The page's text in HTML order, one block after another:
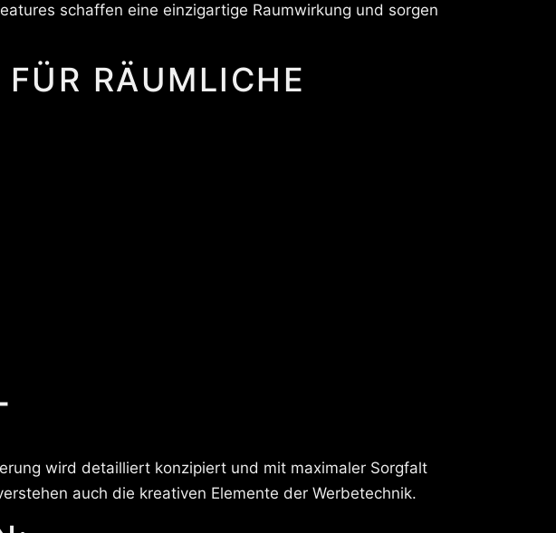
schaffen eine einzigartige Raumwirkung und sorgen
RÄUMLICHE
wird detailliert konzipiert und mit maximaler Sorgfalt
auch die kreativen Elemente der Werbetechnik.